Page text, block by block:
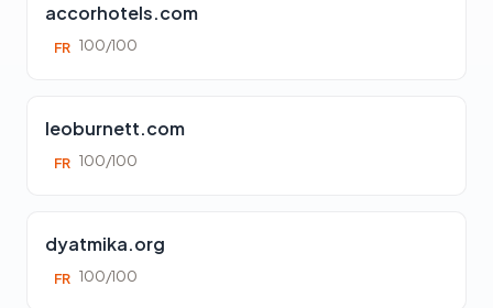
accorhotels.com
FR 100/100
leoburnett.com
FR 100/100
dyatmika.org
FR 100/100